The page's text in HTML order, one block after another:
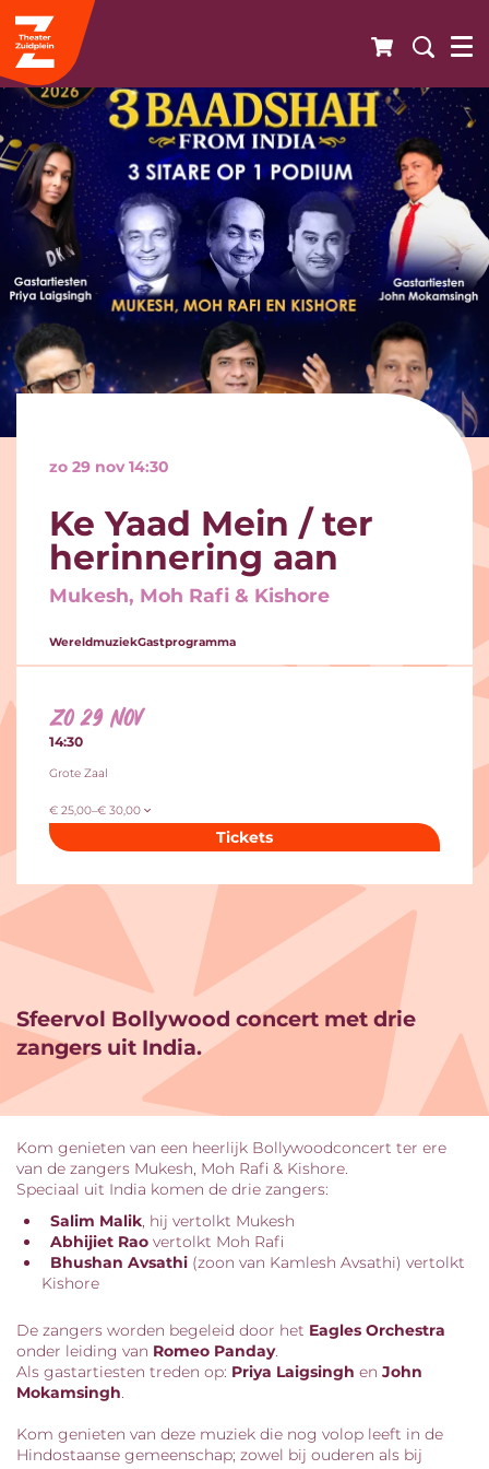
Ke Yaad Mein / ter
herinnering aan
Mukesh, Moh Rafi & Kishore
zo 29 nov14:30
WereldmuziekGastprogramma
zo 29 nov
14:30
Grote Zaal
€ 25,00–€ 30,00
Tickets
Sfeervol Bollywood concert met drie
zangers uit India.
Kom genieten van een heerlijk Bollywoodconcert ter ere
van de zangers Mukesh, Moh Rafi & Kishore.
Speciaal uit India komen de drie zangers:
Salim Malik, hij vertolkt Mukesh
Abhijiet Rao vertolkt Moh Rafi
Bhushan Avsathi (zoon van Kamlesh Avsathi) vertolkt
Kishore
De zangers worden begeleid door het Eagles Orchestra
onder leiding van Romeo Panday.
Als gastartiesten treden op: Priya Laigsingh en John
Mokamsingh
Kom genieten van deze muziek die nog volop leeft in de
Hindostaanse gemeenschap; zowel bij ouderen als bij